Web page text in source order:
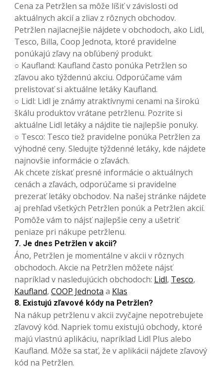
Cena za Petržlen sa môže líšiť v závislosti od
aktuálnych akcií a zliav z rôznych obchodov.
Petržlen najlacnejšie nájdete v obchodoch, ako Lidl,
Tesco, Billa, Coop Jednota, ktoré pravidelne
ponúkajú zľavy na obľúbený produkt.
○ Kaufland: Kaufland často ponúka Petržlen so
zľavou ako týždennú akciu. Odporúčame vám
prelistovať si aktuálne letáky Kaufland.
○ Lidl: Lidl je známy atraktívnymi cenami na širokú
škálu produktov vrátane petržlenu. Pozrite si
aktuálne Lidl letáky a nájdite tie najlepšie ponuky.
○ Tesco: Tesco tiež pravidelne ponúka Petržlen za
výhodné ceny. Sledujte týždenné letáky, kde nájdete
najnovšie informácie o zľavách.
Ak chcete získať presné informácie o aktuálnych
cenách a zľavách, odporúčame si pravidelne
prezerať letáky obchodov. Na našej stránke nájdete
aj prehľad všetkých Petržlen ponúk a Petržlen akcií.
Pomôže vám to nájsť najlepšie ceny a ušetriť
peniaze pri nákupe petržlenu.
7. Je dnes Petržlen v akcii?
Áno, Petržlen je momentálne v akcii v rôznych
obchodoch. Akcie na Petržlen môžete nájsť
napríklad v nasledujúcich obchodoch: Lidl, Tesco,
Kaufland, COOP Jednota a Klas
8. Existujú zľavové kódy na Petržlen?
Na nákup petržlenu v akcii zvyčajne nepotrebujete
zľavový kód. Napriek tomu existujú obchody, ktoré
majú vlastnú aplikáciu, napríklad Lidl Plus alebo
Kaufland. Môže sa stať, že v aplikácii nájdete zľavový
kód na Petržlen.